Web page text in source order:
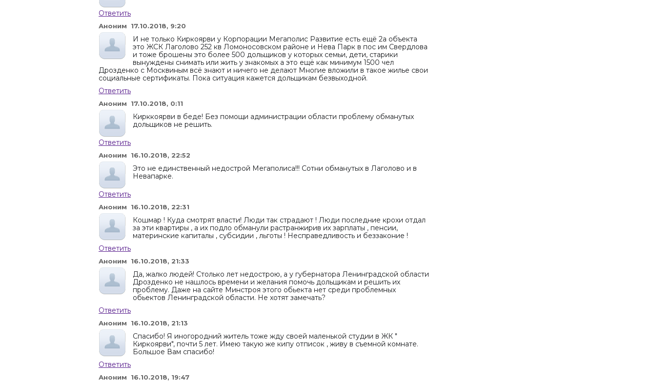
Ответить
Аноним 17.10.2018, 9:20
И не только Киркоярви у Корпорации Мегаполис Развитие есть ещё 2а объекта
это ЖСК Лаголово 252 кв Ломоносовском районе и Нева Парк в пос им Свердлова
и тоже брошены это более 500 дольщиков у которых семьи, дети, старики
вынуждены снимать или жить у знакомых а это ещё как минимум 1500 чел
Дрозденко с Москвиным всё знают и ничего не делают Многие вложили в такое жилье свои
социальные сертификаты. Пока ситуация кажется дольщикам безвыходной.
Ответить
Аноним 17.10.2018, 0:11
Кирккоярви в беде! Без помощи администрации области проблему обманутых
дольщиков не решить.
Ответить
Аноним 16.10.2018, 22:52
Это не единственный недострой Мегаполиса!!! Сотни обманутых в Лаголово и в
Невапарке.
Ответить
Аноним 16.10.2018, 22:31
Кошмар ! Куда смотрят власти! Люди так страдают ! Люди последние крохи отдал
за эти квартиры , а их подло обманули растранжирив их зарплаты , пенсии,
материнские капиталы , субсидии , льготы ! Несправедливость и беззаконие !
Ответить
Аноним 16.10.2018, 21:33
Да, жалко людей! Столько лет недострою, а у губернатора Ленинградской области
Дрозденко не нашлось времени и желания помочь дольщикам и решить их
проблему. Даже на сайте Минстроя этого обьекта нет среди проблемных
обьектов Ленинградской области. Не хотят замечать?
Ответить
Аноним 16.10.2018, 21:13
Спасибо! Я иногородний житель тоже жду своей маленькой студии в ЖК "
Киркоярви", почти 5 лет. Имею такую же кипу отписок , живу в съемной комнате.
Большое Вам спасибо!
Ответить
Аноним 16.10.2018, 19:47